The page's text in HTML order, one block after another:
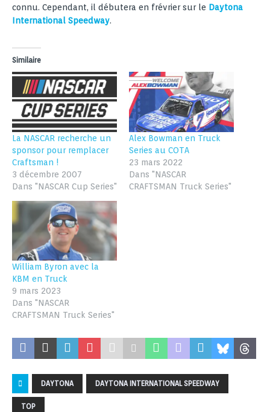
connu. Cependant, il débutera en frévrier sur le Daytona
International Speedway.
Similaire
La NASCAR recherche un
sponsor pour remplacer
Craftsman !
3 décembre 2007
Dans "NASCAR Cup Series"
Alex Bowman en Truck
Series au COTA
23 mars 2022
Dans "NASCAR
CRAFTSMAN Truck Series"
William Byron avec la
KBM en Truck
9 mars 2023
Dans "NASCAR
CRAFTSMAN Truck Series"
DAYTONA DAYTONA INTERNATIONAL SPEEDWAY
TOP